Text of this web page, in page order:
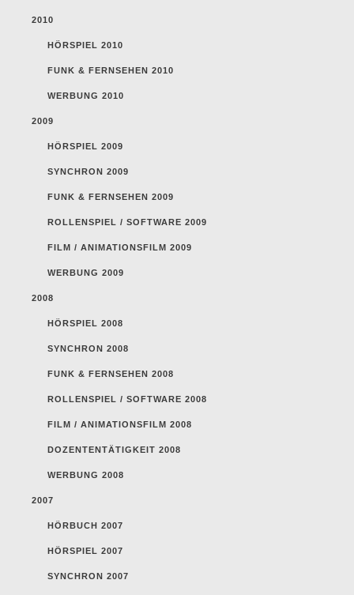
2010
HÖRSPIEL 2010
FUNK & FERNSEHEN 2010
WERBUNG 2010
2009
HÖRSPIEL 2009
SYNCHRON 2009
FUNK & FERNSEHEN 2009
ROLLENSPIEL / SOFTWARE 2009
FILM / ANIMATIONSFILM 2009
WERBUNG 2009
2008
HÖRSPIEL 2008
SYNCHRON 2008
FUNK & FERNSEHEN 2008
ROLLENSPIEL / SOFTWARE 2008
FILM / ANIMATIONSFILM 2008
DOZENTENTÄTIGKEIT 2008
WERBUNG 2008
2007
HÖRBUCH 2007
HÖRSPIEL 2007
SYNCHRON 2007